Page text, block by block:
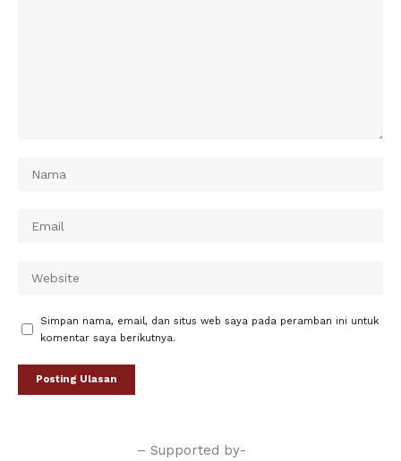
Simpan nama, email, dan situs web saya pada peramban ini untuk
komentar saya berikutnya.
– Supported by-